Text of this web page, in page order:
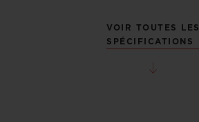
VOIR TOUTES LES
SPÉCIFICATIONS